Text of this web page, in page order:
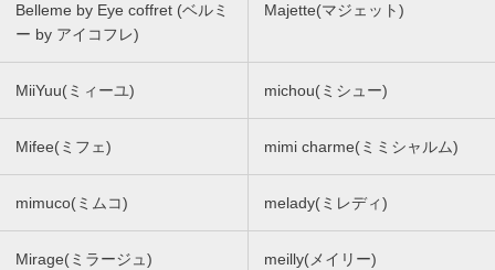
Belleme by Eye coffret (ベルミ
ー by アイコフレ)
Majette(マジェット)
MiiYuu(ミィーユ) michou(ミシュー)
Mifee(ミフェ) mimi charme(ミミシャルム)
mimuco(ミムコ) melady(ミレディ)
Mirage(ミラージュ) meilly(メイリー)